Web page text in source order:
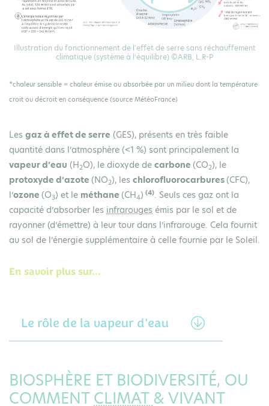
Illustration du fonctionnement de l'effet de serre sans réchauffement
climatique (système à l’équilibre) ©ARB, L.R-P
*chaleur sensible = chaleur émise ou absorbée par un milieu dont la température
croit ou décroit en conséquence (source MétéoFrance)
Les gaz à effet de serre (GES), présents en très faible
quantité dans l’atmosphère (<1 %) sont principalement la
vapeur d’eau (H2O), le dioxyde de carbone (CO2), le
protoxyde d’azote (NO2), les chlorofluorocarbures(CFC),
l’ozone (O3) et le méthane (CH4) (4). Seuls ces gaz ont la
capacité d’absorber les infrarouges émis par le sol et de
rayonner (d’émettre) à leur tour dans l’infrarouge. Cela fournit
au sol de l’énergie supplémentaire à celle fournie par le Soleil.
En savoir plus sur...
Le rôle de la vapeur d'eau
BIOSPHÈRE ET BIODIVERSITÉ, OU
COMMENT CLIMAT & VIVANT